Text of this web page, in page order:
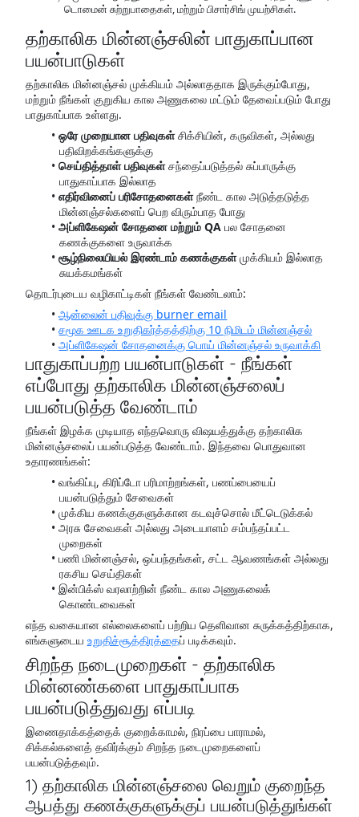
டொமைன் சுற்றுபாதைகள், மற்றும் பிசார்சிங் முயற்சிகள்.
தற்காலிக மின்னஞ்சலின் பாதுகாப்பான
பயன்பாடுகள்
தற்காலிக மின்னஞ்சல் முக்கியம் அல்லாததாக இருக்கும்போது,
மற்றும் நீங்கள் குறுகிய கால அணுகலை மட்டும் தேவைப்படும் போது
பாதுகாப்பாக உள்ளது.
ஒரே முறையான பதிவுகள்சிக்சியின், கருவிகள், அல்லது
பதிவிறக்கங்களுக்கு
செய்தித்தாள் பதிவுகள்சந்தைப்படுத்தல் சுப்பாருக்கு
பாதுகாப்பாக இல்லாத
எதிர்வினைப் பரிசோதனைகள்நீண்ட கால அடுத்தடுத்த
மின்னஞ்சல்களைப் பெற விரும்பாத போது
அப்ளிகேஷன் சோதனை மற்றும் QA பல சோதனை
கணக்குகளை உருவாக்க
சூழ்நிலையியல் இரண்டாம் கணக்குகள்முக்கியம் இல்லாத
சுயக்கமங்கள்
தொடர்புடைய வழிகாட்டிகள் நீங்கள் வேண்டலாம்:
ஆன்லைன் பதிவுக்கு burner email
சமூக ஊடக உறுதிகர்த்தத்திற்கு 10 நிமிடம் மின்னஞ்சல்
அப்ளிகேஷன் சோதனைக்கு பொய் மின்னஞ்சல் உருவாக்கி
பாதுகாப்பற்ற பயன்பாடுகள் - நீங்கள்
எப்போது தற்காலிக மின்னஞ்சலைப்
பயன்படுத்த வேண்டாம்
நீங்கள் இழக்க முடியாத எந்தவொரு விஷயத்துக்கு தற்காலிக
மின்னஞ்சலைப் பயன்படுத்த வேண்டாம். இந்தவை பொதுவான
உதாரணங்கள்:
வங்கிப்பு, கிரிப்டோ பரிமாற்றங்கள், பணப்பையைப்
பயன்படுத்தும் சேவைகள்
முக்கிய கணக்குகளுக்கான கடவுச்சொல் மீட்டெடுக்கல்
அரசு சேவைகள் அல்லது அடையாளம் சம்பந்தப்பட்ட
முறைகள்
பணி மின்னஞ்சல், ஒப்பந்தங்கள், சட்ட ஆவணங்கள் அல்லது
ரகசிய செய்திகள்
இன்பிக்ஸ் வரலாற்றின் நீண்ட கால அணுகலைக்
கொண்டவைகள்
எந்த வகையான எல்லைகளைப் பற்றிய தெளிவான சுருக்கத்திற்காக,
எங்களுடைய உறுதிச்சூத்திரத்தைப் படிக்கவும்.
சிறந்த நடைமுறைகள் - தற்காலிக
மின்னண்களை பாதுகாப்பாக
பயன்படுத்துவது எப்படி
இணைதாக்கத்தைக் குறைக்காமல், நிரப்பை பாராமல்,
சிக்கல்களைத் தவிர்க்கும் சிறந்த நடைமுறைகளைப்
பயன்படுத்தவும்.
1) தற்காலிக மின்னஞ்சலை வெறும் குறைந்த
ஆபத்து கணக்குகளுக்குப் பயன்படுத்துங்கள்